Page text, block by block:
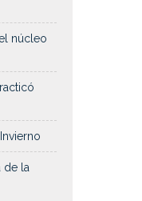
núcleo
de la